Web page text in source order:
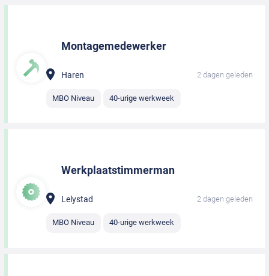
Montagemedewerker
Haren 2 dagen geleden
MBO Niveau 40-urige werkweek
Werkplaatstimmerman
Lelystad 2 dagen geleden
MBO Niveau 40-urige werkweek